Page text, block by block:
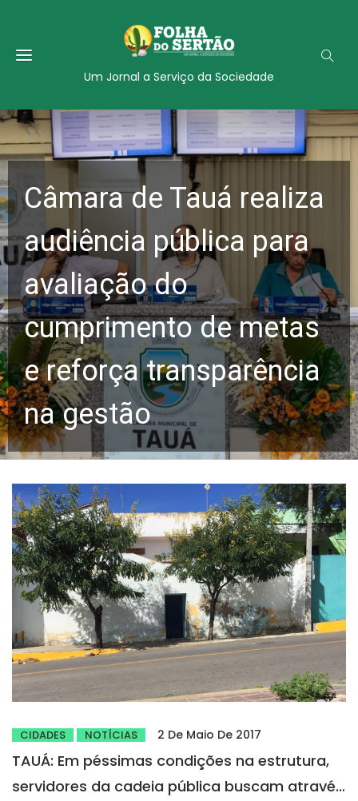
Um Jornal a Serviço da Sociedade
Câmara de Tauá realiza
audiência pública para
avaliação do
cumprimento de metas
e reforça transparência
na gestão
CIDADES NOTÍCIAS 2 De Maio De 2017
TAUÁ: Em péssimas condições na estrutura,
servidores da cadeia pública buscam através